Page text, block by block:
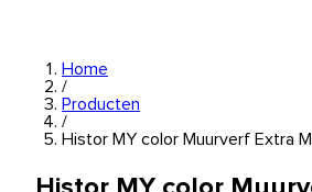
Home
/
Producten
/
Histor MY color Muurverf Extra